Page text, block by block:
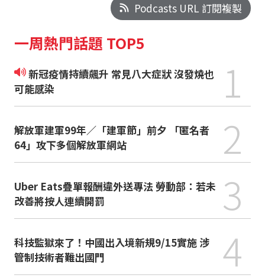
Podcasts URL 訂閱複製
一周熱門話題 TOP5
新冠疫情持續飆升 常見八大症狀 沒發燒也
可能感染
1
解放軍建軍99年／「建軍節」前夕 「匿名者
64」攻下多個解放軍網站
2
Uber Eats疊單報酬違外送專法 勞動部：若未
改善將按人連續開罰
3
科技監獄來了！中國出入境新規9/15實施 涉
管制技術者難出國門
4